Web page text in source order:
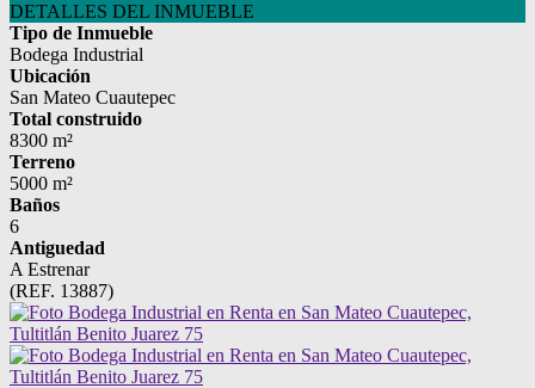
DETALLES DEL INMUEBLE
Tipo de Inmueble
Bodega Industrial
Ubicación
San Mateo Cuautepec
Total construido
8300 m²
Terreno
5000 m²
Baños
6
Antiguedad
A Estrenar
(REF. 13887)